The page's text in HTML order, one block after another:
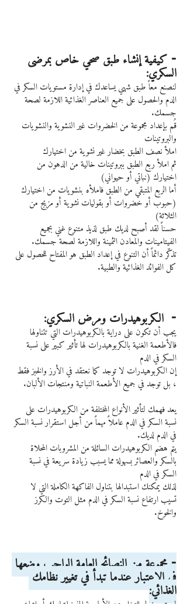
⁃ كيفية إنشاء طبق صحي خاص بمرضى
السكري:
لنصنع معاً طبق شهي يساعدك في إدارة مستويات السكر في
الدم والحصول على جميع العناصر الغذائية اللازمة لصحة
جسمك.
قُم بإعداد مجموعة من الخضروات غير النشوية والنشويات
والبروتينات
املأ نصف الطبق بخضار غير نشوية من اختيارك
ثم املأ ربع الطبق ببروتينات خالية من الدهون من
اختيارك (نباتي أو حيواني)
أما الربع المتبقي من الطبق فاملأه بنشويات من اختيارك
(حبوب أو خضروات أو بقوليات نشوية أو مزيج من
الثلاثة)
حسناً لقد أصبح لديك طبق لذيذ متنوع غني بجميع
الفيتامينات والمعادن الثمينة واللازمة لصحة جسمك.
تذكّر دائماً أن التنوع في إعداد الطبق هو المفتاح للحصول على
كل الفوائد الغذائية والطبية.
⁃  الكربوهيدرات ومرض السكري:
يجب أن تكون على دراية بالكربوهيدرات التي تتناولها
فالأطعمة الغنية بالكربوهيدرات لها تأثير كبير على نسبة
السكر في الدم
إن الكربوهيدرات لا توجد كما نعتقد في الأرز والخبز فقط
، بل توجد في جميع الأطعمة النباتية ومنتجات الألبان.
يعد فهمك لتأثير الأنواع المختلفة من الكربوهيدرات على
نسبة السكر في الدم عاملاً مهماً من أجل استقرار نسبة السكر
في الدم لديك.
يتم هضم الكربوهيدرات السائلة من المشروبات المحلاة
بالسكر والعصائر بسهولة مما يسبب زيادة سريعة في نسبة
السكر في الدم
لذلك يمكنك استبدالها بتناول الفاكهة الكاملة التي لا
تسيب ارتفاع نسبة السكر في الدم مثل التوت والكرز
والخوخ.
⁃ مجموعة من النصائح العامة الواجب وضعها
في الاعتبار عندما تبدأ في تغيير نظامك
الغذائي: